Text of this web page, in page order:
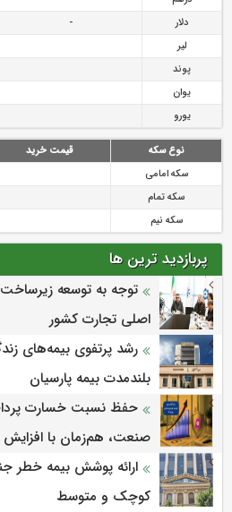
دلار
-
لیر
پوند
یوان
یورو
نوع سکه قیمت خرید
سکه امامی
سکه تمام
سکه نیم
پربازدید ترین ها
توجه به توسعه
اصلی تجارت کشور
رشد پرتفوی بیمه‌های
بلندمدت بیمه پارسیان
حفظ نسبت خسارت
صنعت، هم‌زمان با افزایش
ارائه پوشش بیمه خطر
کوچک و متوسط